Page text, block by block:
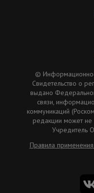
©
Свидетельство о
выдано
связи,
коммуникаций
редакции может не
Учредитель
Правила